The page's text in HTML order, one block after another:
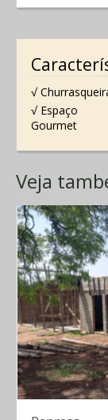
√
√ Espaço
Gourmet
Veja